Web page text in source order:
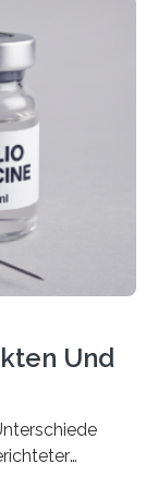
Therapien, die
normales
Merk vom
am
solche
des
Sander-
Und